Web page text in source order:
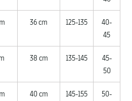
36 cm 125-135
40-
45
38 cm 135-145
45-
50
40 cm 145-155
50-